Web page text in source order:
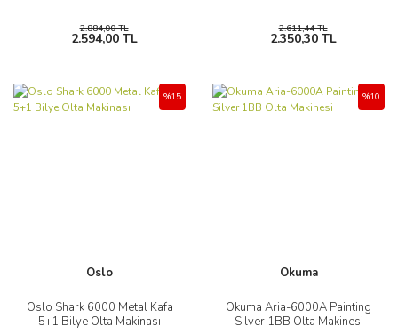
2.884,00 TL
2.594,00 TL
2.611,44 TL
2.350,30 TL
Oslo
Oslo Shark 6000 Metal Kafa
5+1 Bilye Olta Makinası
%15
Okuma
Okuma Aria-6000A Painting
Silver 1BB Olta Makinesi
%10